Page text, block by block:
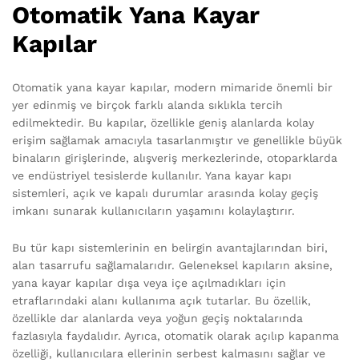
Otomatik Yana Kayar
Kapılar
Otomatik yana kayar kapılar, modern mimaride önemli bir
yer edinmiş ve birçok farklı alanda sıklıkla tercih
edilmektedir. Bu kapılar, özellikle geniş alanlarda kolay
erişim sağlamak amacıyla tasarlanmıştır ve genellikle büyük
binaların girişlerinde, alışveriş merkezlerinde, otoparklarda
ve endüstriyel tesislerde kullanılır. Yana kayar kapı
sistemleri, açık ve kapalı durumlar arasında kolay geçiş
imkanı sunarak kullanıcıların yaşamını kolaylaştırır.
Bu tür kapı sistemlerinin en belirgin avantajlarından biri,
alan tasarrufu sağlamalarıdır. Geleneksel kapıların aksine,
yana kayar kapılar dışa veya içe açılmadıkları için
etraflarındaki alanı kullanıma açık tutarlar. Bu özellik,
özellikle dar alanlarda veya yoğun geçiş noktalarında
fazlasıyla faydalıdır. Ayrıca, otomatik olarak açılıp kapanma
özelliği, kullanıcılara ellerinin serbest kalmasını sağlar ve